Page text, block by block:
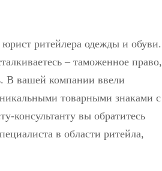
ритейлера одежды и обуви.
– таможенное право,
В вашей компании ввели
товарными знаками с
консультанту вы обратитесь
в области ритейла,